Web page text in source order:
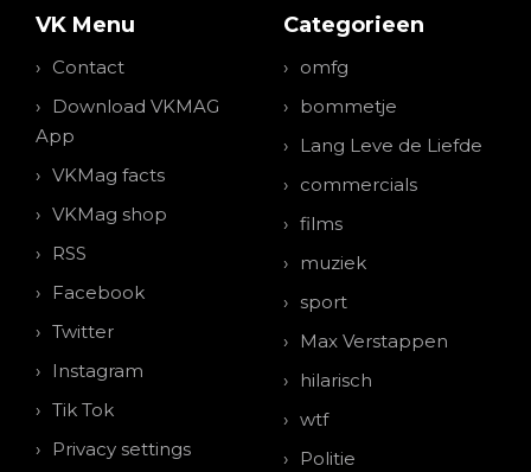
VK Menu
Contact
Download VKMAG
App
VKMag facts
VKMag shop
RSS
Facebook
Twitter
Instagram
Tik Tok
Privacy settings
Categorieen
omfg
bommetje
Lang Leve de Liefde
commercials
films
muziek
sport
Max Verstappen
hilarisch
wtf
Politie